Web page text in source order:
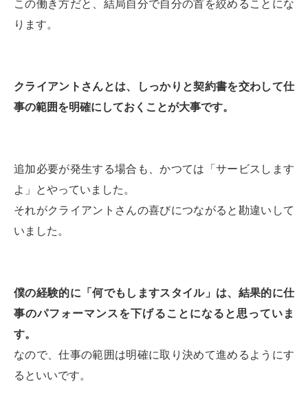
この働き方だと、結局自分で自分の首を絞めることにな
ります。
クライアントさんとは、しっかりと契約書を交わして仕
事の範囲を明確にしておくことが大事です。
追加必要が発生する場合も、かつては「サービスします
よ」とやっていました。
それがクライアントさんの喜びにつながると勘違いして
いました。
僕の経験的に「何でもしますスタイル」は、結果的に仕
事のパフォーマンスを下げることになると思っていま
す。
なので、仕事の範囲は明確に取り決めて進めるようにす
るといいです。